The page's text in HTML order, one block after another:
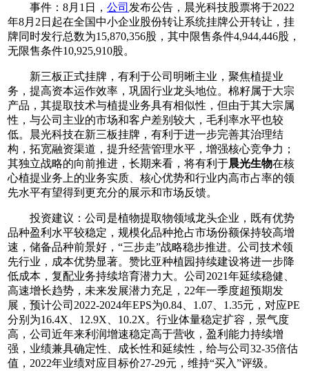
事件：8月1日， 公司 发布公告，晨光科技股票将于2022
年8月2日起在全国中小企业股份转让系统挂牌公开转让，挂
牌同时发行总数为15,870,356股，其中限售条件4,944,446股，
无限售条件10,925,910股。
新三板正式挂牌，有利于公司明晰主业，聚焦植提业
务，提高资本运作效率，巩固行业龙头地位。 棉籽属于大宗
产品，其提取技术与植提业务具有相似性，但由于其大宗属
性，与公司主业的市场和客户差别较大，毛利率水平也较
低。晨光科技在新三板挂牌，有利于进一步完善其治理结
构，拓宽融资渠道，提升经营管理水平，增强核心竞争力；
其独立战略的向前推进，长期来看，将有利于晨光生物在核
心植提业务上的业务实质、核心优势和行业内高市占率的领
先水平有望得到更充分的展示和市场反馈。
投资建议：公司是植物提取物领域龙头企业，既有优势
品种盈利水平较稳定，规模化品种抢占市场份额保持较高增
速，储备品种前景好，“三步走”战略稳步推进。公司技术领
先行业，成本优势显著。赞比亚种植园持续建设将进一步降
低成本，复配业务持续培育潜力大。公司2021年延续稳健、
高速增长趋势，未来发展潜力充足，22年一季度超预期发
展，预计公司2022-2024年EPS为0.84、1.07、1.35元，对应PE
分别为16.4X、12.9X、10.2X。行业体量稳定扩容，景气度
高，公司近年来利润增速稳定高于营收，盈利能力持续增
强，业绩兼具确定性、成长性和延续性，给与公司32-35倍估
值，2022年业绩对应目标价27-29元，维持“买入”评级。